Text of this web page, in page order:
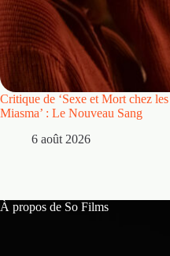
Critique de ‘Sexe et Mort chez
Miasma’ : Le Nouveau Sang
6 août 2026
À propos de So Films